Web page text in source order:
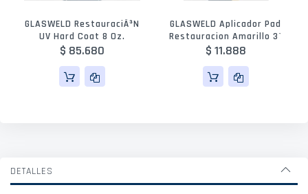
GLASWELD RestauraciÃ³n
UV Hard Coat 8 Oz.
$ 85.680
GLASWELD Aplicador Pad
Restauracion Amarillo 3`
$ 11.888
DETALLES